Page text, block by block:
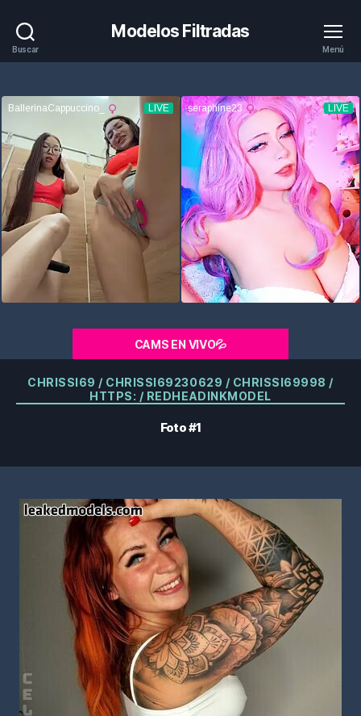
Buscar
Modelos Filtradas
Menú
CAMS EN VIVO💦
Categorías
CHRISSI69 / CHRISSI69230629 / CHRISSI69998 /
HTTPS: / REDHEADINKMODEL
Foto #1